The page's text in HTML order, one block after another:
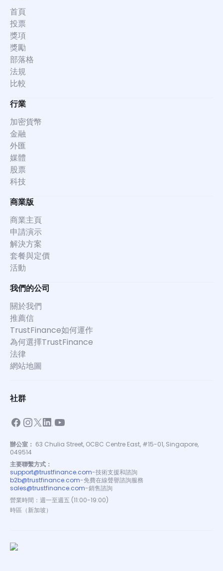
首頁
投票
獎項
獎勵
部落格
法規
比較
行業
加密貨幣
金融
外匯
媒體
股票
科技
商業版
商業主頁
申請演示
解決方案
套餐與定價
活動
我們的公司
關於我們
推薦信
TrustFinance如何運作
為何選擇TrustFinance
法律
網站地圖
社群
辦公室： 63 Chulia Street, OCBC Centre East, #15-01, Singapore,
049514
主要聯繫方式：
support@trustfinance.com-技術支援和諮詢
b2b@trustfinance.com-免費在線聲譽諮詢服務
sales@trustfinance.com-銷售諮詢
營業時間：週一至週五 (11:00-19:00)
時區（新加坡）